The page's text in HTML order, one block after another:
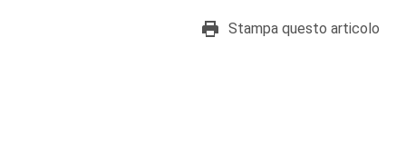
Stampa questo articolo